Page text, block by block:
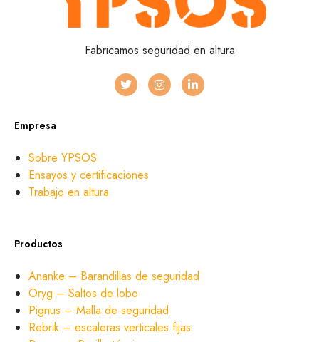
Fabricamos seguridad en altura
Empresa
Sobre YPSOS
Ensayos y certificaciones
Trabajo en altura
Productos
Ananke – Barandillas de seguridad
Oryg – Saltos de lobo
Pignus – Malla de seguridad
Rebrik – escaleras verticales fijas